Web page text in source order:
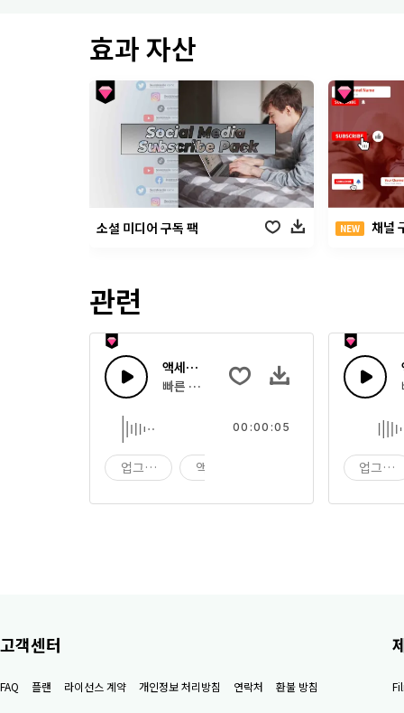
효과 자산
소셜 미디어 구독 팩 NEW 채널
관련
액세스 36
빠른 멜로디 톤 원샷
업그레이드 액세스
00:00:05
업그레
고객센터
FAQ 플랜 라이선스 계약 개인정보 처리방침 연락처 환불 방침